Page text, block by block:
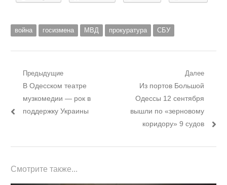
война госизмена МВД прокуратура СБУ
Навигация
записям
Предыдущие
Предыдущий
пост:
В Одесском театре
музкомедии — рок в
поддержку Украины
Далее
Следующий
пост:
Из портов Большой
Одессы 12 сентября
вышли по «зерновому
коридору» 9 судов
Смотрите также...